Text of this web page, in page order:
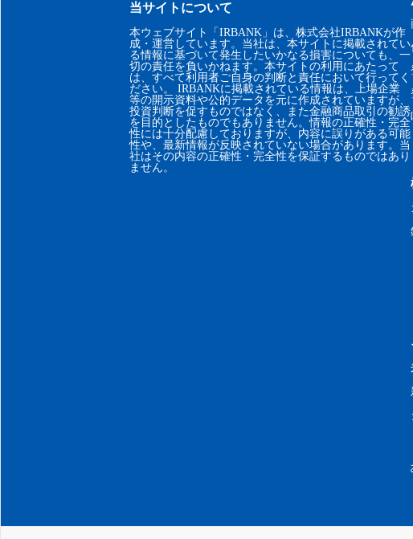
当サイトについて
本ウェブサイト「IRBANK」は、株式会社IRBANKが作
成・運営しています。当社は、本サイトに掲載されてい
る情報に基づいて発生したいかなる損害についても、一
切の責任を負いかねます。本サイトの利用にあたって
は、すべて利用者ご自身の判断と責任において行ってく
ださい。 IRBANKに掲載されている情報は、上場企業
等の開示資料や公的データを元に作成されていますが、
投資判断を促すものではなく、また金融商品取引の勧誘
を目的としたものでもありません。情報の正確性・完全
性には十分配慮しておりますが、内容に誤りがある可能
性や、最新情報が反映されていない場合があります。当
社はその内容の正確性・完全性を保証するものではあり
ません。